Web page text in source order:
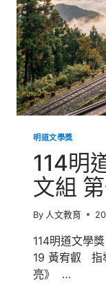
組
第
一
名
作
品
明道文學獎
114明
文組
By 人文教育
114明道文學
19 黃宥叡 指
亮》 …